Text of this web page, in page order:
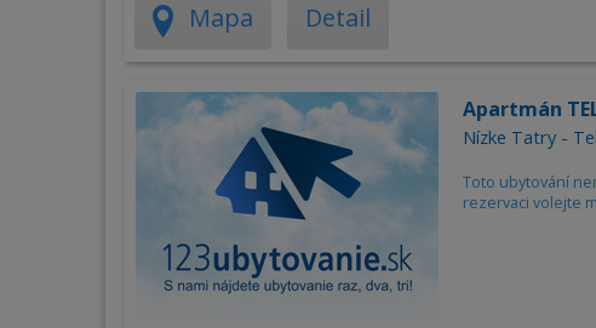
Mapa Detail
Apartmán
Nízke Tatry -
Toto ubytování
rezervaci volejte